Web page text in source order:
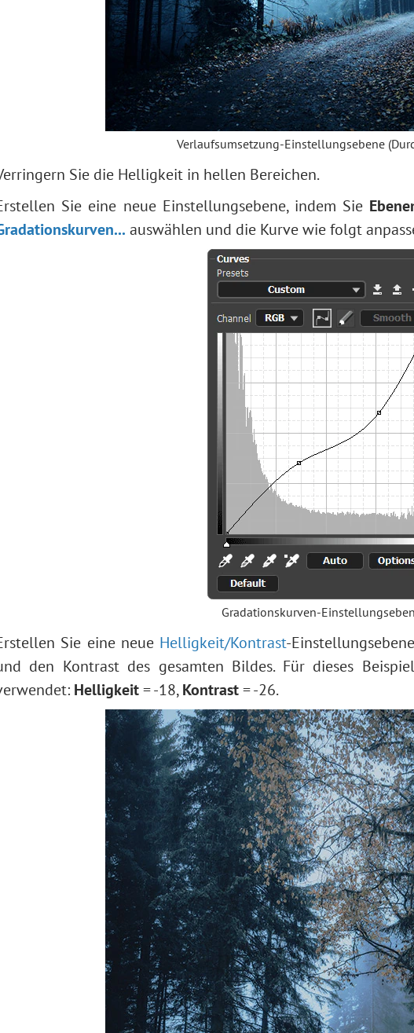
Verlaufsumsetzung-Einstellungsebene
Sie die Helligkeit in hellen Bereichen.
Sie eine neue Einstellungsebene, indem Sie
auswählen und die Kurve wie folgt
Gradationskurven-
Sie eine neue Helligkeit/Kontrast-
den Kontrast des gesamten Bildes. Für dieses
Helligkeit= -18,Kontrast= -26.